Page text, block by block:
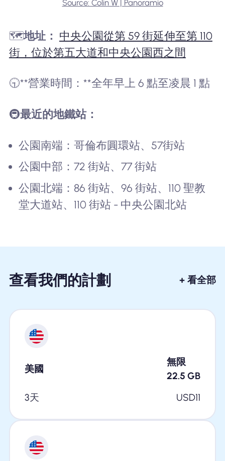
Source: Colin W | Panoramio
🗺️地址： 中央公園從第 59 街延伸至第 110
街，位於第五大道和中央公園西之間
🕤**營業時間：**全年早上 6 點至凌晨 1 點
🚇最近的地鐵站：
公園南端：哥倫布圓環站、57街站
公園中部：72 街站、77 街站
公園北端：86 街站、96 街站、110 聖教
堂大道站、110 街站 - 中央公園北站
查看我們的計劃 + 看全部
美國
無限
22.5 GB
3天
USD11